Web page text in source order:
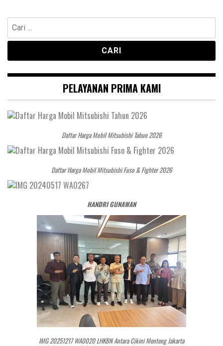
Cari
untuk:
PELAYANAN PRIMA KAMI
Daftar Harga Mobil Mitsubishi Tahun 2026
Daftar Harga Mobil Mitsubishi Fuso & Fighter 2026
HANDRI GUNAWAN
IMG 20251217 WA0020 LHKBN Antara Cikini Menteng Jakarta